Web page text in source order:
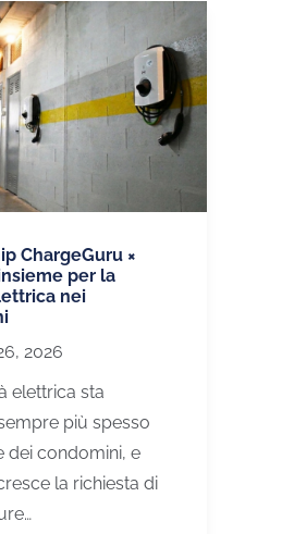
ChargeGuru ×
per la
nei
2026
elettrica sta
più spesso
dei condomini, e
la richiesta di